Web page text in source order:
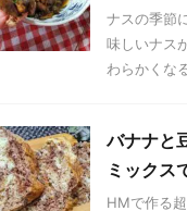
ナスの季節
味しいナス
わらかくな
バナナと
ミックス
HMで作る